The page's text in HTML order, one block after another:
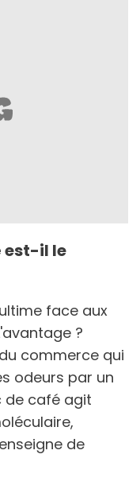
est-il le
face aux
?
commerce qui
odeurs par un
de café agit
de